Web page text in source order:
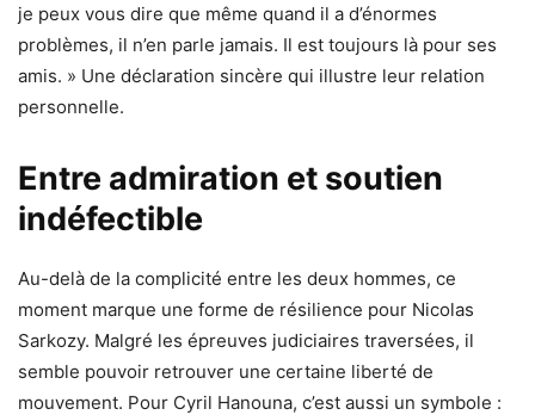
je peux vous dire que même quand il a d’énormes
problèmes, il n’en parle jamais. Il est toujours là pour ses
amis. » Une déclaration sincère qui illustre leur relation
personnelle.
Entre admiration et soutien
indéfectible
Au-delà de la complicité entre les deux hommes, ce
moment marque une forme de résilience pour Nicolas
Sarkozy. Malgré les épreuves judiciaires traversées, il
semble pouvoir retrouver une certaine liberté de
mouvement. Pour Cyril Hanouna, c’est aussi un symbole :